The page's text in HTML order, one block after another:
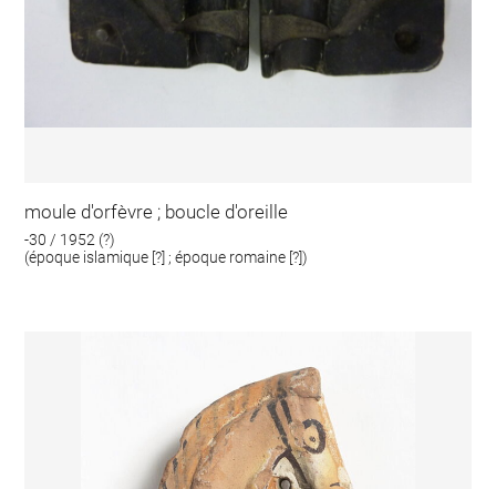
moule d'orfèvre ; boucle d'oreille
-30 / 1952 (?)
(époque islamique [?] ; époque romaine [?])